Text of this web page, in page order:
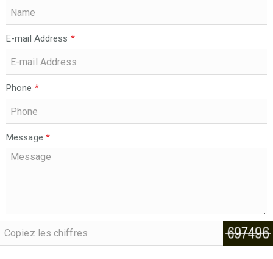
E-mail Address *
Phone *
Message *